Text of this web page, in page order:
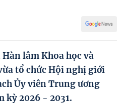
và doanh nghiệp dân tộc
sản
lâm Khoa học và
tổ chức Hội nghị giới
Ủy viên Trung ương
kỳ 2026 - 2031.